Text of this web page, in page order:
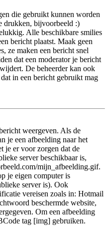
die gebruikt kunnen worden
drukken, bijvoorbeeld :)
Alle beschikbare smilies
bericht plaatst. Maak geen
ze maken een bericht snel
dat een moderator je bericht
De beheerder kan ook
in een bericht gebruikt mag
weergeven. Als de
je een afbeelding naar het
je er voor zorgen dat de
server beschikbaar is,
mijn_afbeelding.gif.
je eigen computer is
server is). Ook
vereisen zoals in: Hotmail
beschermde website,
Om een afbeelding
tag [img] gebruiken.